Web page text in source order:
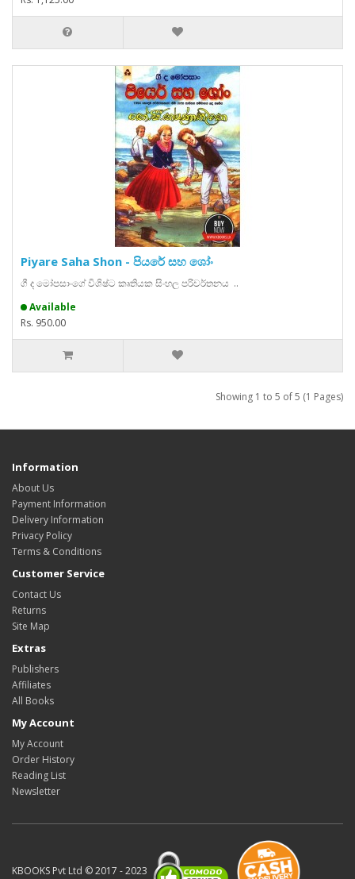
Piyare Saha Shon - පියරේ සහ ශෝං
ගී ද මෝපසාංගේ විශිෂ්ට කෘතියක සිංහල පරිවර්තනය ..
Available
Rs. 950.00
Showing 1 to 5 of 5 (1 Pages)
Information
About Us
Payment Information
Delivery Information
Privacy Policy
Terms & Conditions
Customer Service
Contact Us
Returns
Site Map
Extras
Publishers
Affiliates
All Books
My Account
My Account
Order History
Reading List
Newsletter
KBOOKS Pvt Ltd © 2017 - 2023